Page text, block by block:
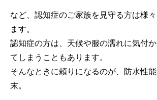
など、認知症のご家族を見守る方は様
ます。
認知症の方は、天候や服の濡れに気付
てしまうこともあります。
そんなときに頼りになるのが、防水性
末。